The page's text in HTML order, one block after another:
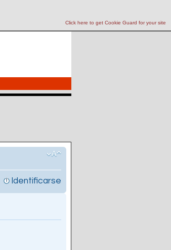
Click here to get Cookie Guard for your site
Identificarse